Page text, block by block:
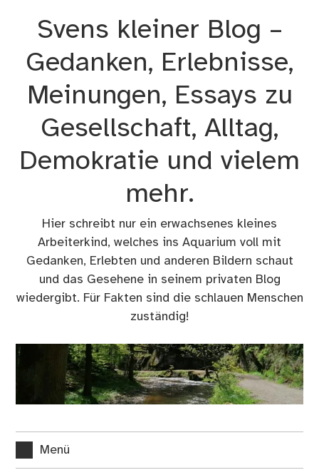
Svens kleiner Blog –
Gedanken, Erlebnisse,
Meinungen, Essays zu
Gesellschaft, Alltag,
Demokratie und vielem
mehr.
Hier schreibt nur ein erwachsenes kleines
Arbeiterkind, welches ins Aquarium voll mit
Gedanken, Erlebten und anderen Bildern schaut
und das Gesehene in seinem privaten Blog
wiedergibt. Für Fakten sind die schlauen Menschen
zuständig!
Menü